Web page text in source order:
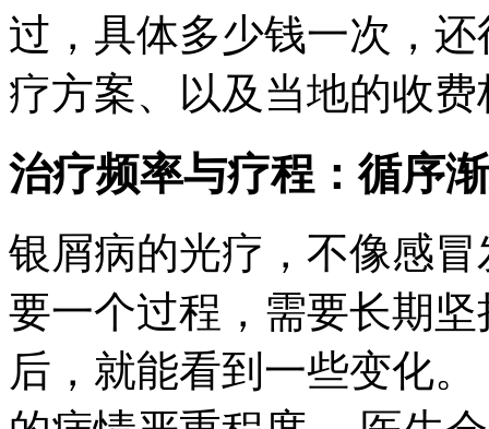
过，具体多少钱一次，
疗方案、以及当地的收
治疗频率与疗程：循序
银屑病的光疗，不像感
要一个过程，需要长期
后，就能看到一些变化